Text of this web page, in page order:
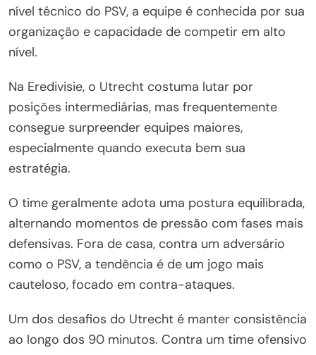
nível técnico do PSV, a equipe é conhecida por sua
organização e capacidade de competir em alto
nível.
Na Eredivisie, o Utrecht costuma lutar por
posições intermediárias, mas frequentemente
consegue surpreender equipes maiores,
especialmente quando executa bem sua
estratégia.
O time geralmente adota uma postura equilibrada,
alternando momentos de pressão com fases mais
defensivas. Fora de casa, contra um adversário
como o PSV, a tendência é de um jogo mais
cauteloso, focado em contra-ataques.
Um dos desafios do Utrecht é manter consistência
ao longo dos 90 minutos. Contra um time ofensivo